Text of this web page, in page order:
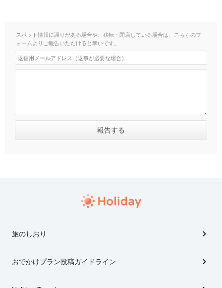
スポット情報に誤りがある場合や、移転・閉店している場合は、こちらのフ
ォームよりご報告いただけると幸いです。
旅のしおり
おでかけプラン投稿ガイドライン